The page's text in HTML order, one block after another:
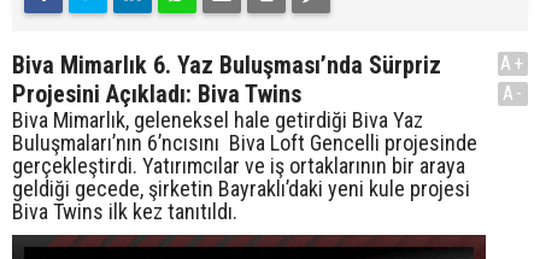
Biva Mimarlık 6. Yaz Buluşması’nda Sürpriz
Projesini Açıkladı: Biva Twins
Biva Mimarlık, geleneksel hale getirdiği Biva Yaz
Buluşmaları’nın 6’ncısını Biva Loft Gencelli projesinde
gerçekleştirdi. Yatırımcılar ve iş ortaklarının bir araya
geldiği gecede, şirketin Bayraklı’daki yeni kule projesi
Biva Twins ilk kez tanıtıldı.
A+
A-